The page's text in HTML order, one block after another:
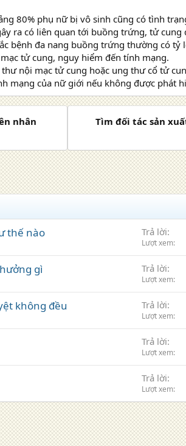
80% phụ nữ bị vô sinh cũng có tình
ra có liên quan tới buồng trứng, tử
bệnh đa nang buồng trứng thường có tỷ
tử cung, nguy hiểm đến tính mạng.
nội mạc tử cung hoặc ung thư cổ tử
mạng của nữ giới nếu không được phát
nhân
Tìm đối tác sản
thế nào Trả lời
Lượt xem
gì Trả lời
Lượt xem
không đều Trả lời
Lượt xem
Trả lời
Lượt xem
Trả lời
Lượt xem